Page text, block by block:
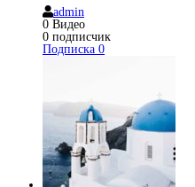
admin
0 Видео
0 подписчик
Подписка 0